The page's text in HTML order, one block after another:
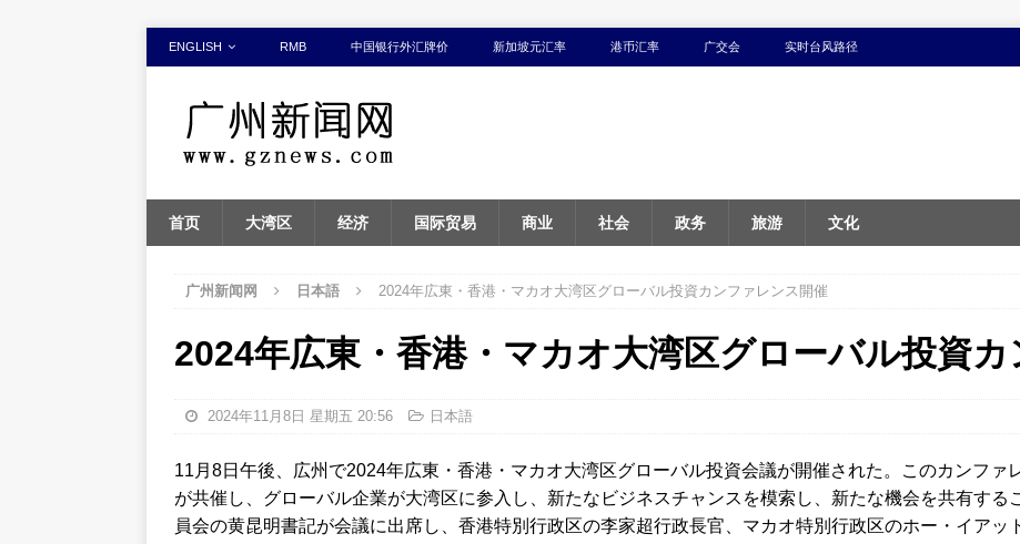
ENGLISH RMB 中国银行外汇牌价 新加坡元汇率 港币汇率 广交会 实时台风路径
首页 大湾区 经济 国际贸易 商业 社会 政务 旅游 文化
广州新闻网 日本語 2024年広東・香港・マカオ大湾区グローバル投資カンファレンス開催
2024年広東・香港・マカオ大湾区グローバル投資
2024年11月8日 星期五 20:56 日本語
11月8日午後、広州で2024年広東・香港・マカオ大湾区グローバル投資会議が開催された。このカンファ
が共催し、グローバル企業が大湾区に参入し、新たなビジネスチャンスを模索し、新たな機会を共有する
員会の黄昆明書記が会議に出席し、香港特別行政区の李家超行政長官、マカオ特別行政区のホー・イアッ